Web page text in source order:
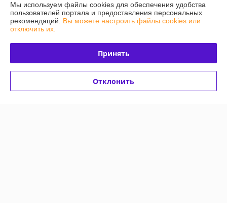
Контакты
Доставка и оплата
Полная версия сайта
Мы используем файлы cookies для обеспечения удобства
пользователей портала и предоставления персональных
рекомендаций. Вы можете настроить файлы cookies или
отключить их.
Принять
Отклонить